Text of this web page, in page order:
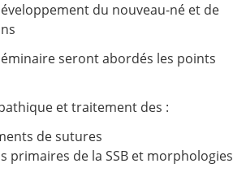
du nouveau-né et de
seront abordés les points
et traitement des :
de sutures
primaires de la SSB et morphologies